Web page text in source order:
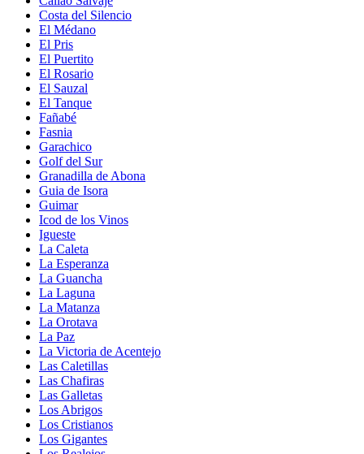
Costa del Silencio
El Médano
El Pris
El Puertito
El Rosario
El Sauzal
El Tanque
Fañabé
Fasnia
Garachico
Golf del Sur
Granadilla de Abona
Guia de Isora
Guimar
Icod de los Vinos
Igueste
La Caleta
La Esperanza
La Guancha
La Laguna
La Matanza
La Orotava
La Paz
La Victoria de Acentejo
Las Caletillas
Las Chafiras
Las Galletas
Los Abrigos
Los Cristianos
Los Gigantes